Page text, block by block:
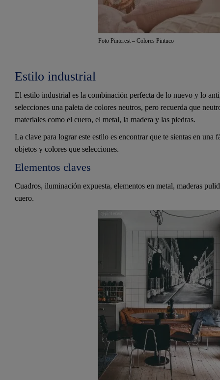
Foto Pinterest – Colores Pintuco
Estilo industrial
El estilo industrial es la combinación perfecta de lo nuevo y lo
selecciones una paleta de colores neutros, pero recuerda que
materiales como el cuero, el metal, la madera y las piedras.
La clave para lograr este estilo es encontrar que te sientas en
objetos y colores que selecciones.
Elementos claves
Cuadros, iluminación expuesta, elementos en metal, maderas
cuero.